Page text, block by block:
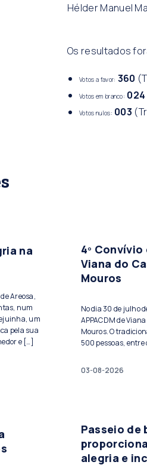
Hélder Manuel
Os resultados
Votos a favor: 360
Votos em branco: 024
Votos nulos: 003
na
Areosa,
num
um
pela sua
e […]
4º Convívio
Viana do
Mouros
No dia 30 de julho
APPACDM de
Mouros. O
500 pessoas, entre
03-08-2026
Passeio de
alegria e